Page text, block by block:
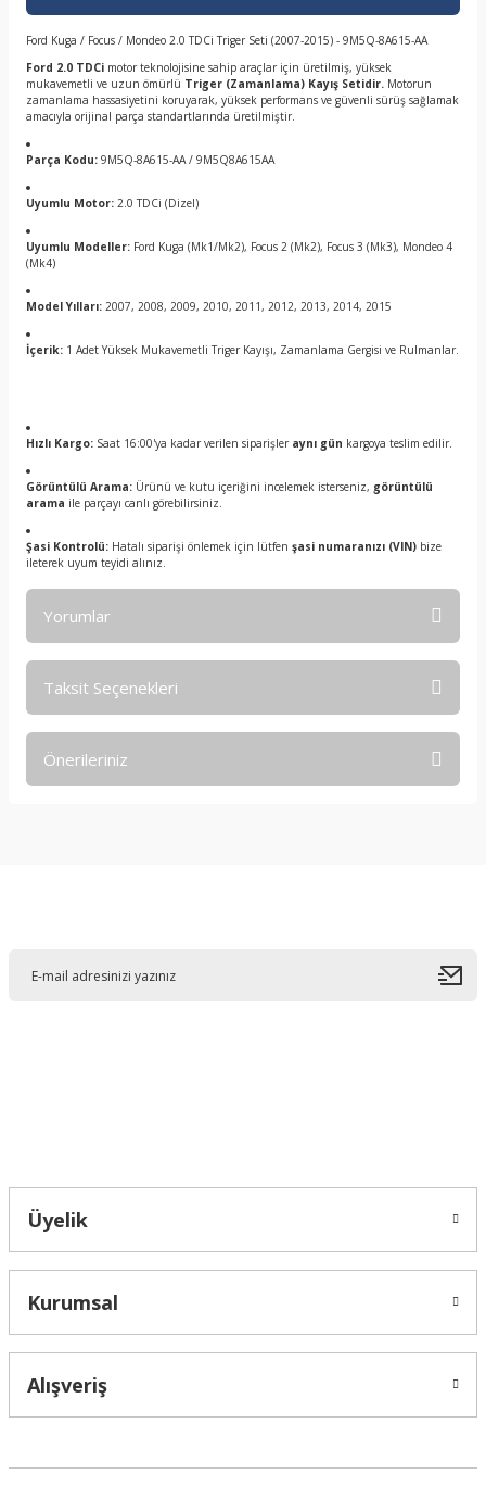
Ford Kuga / Focus / Mondeo 2.0 TDCi Triger Seti (2007-2015) - 9M5Q-8A615-AA
Ford 2.0 TDCi motor teknolojisine sahip araçlar için üretilmiş, yüksek
mukavemetli ve uzun ömürlü Triger (Zamanlama) Kayış Setidir. Motorun
zamanlama hassasiyetini koruyarak, yüksek performans ve güvenli sürüş sağlamak
amacıyla orijinal parça standartlarında üretilmiştir.
Parça Kodu: 9M5Q-8A615-AA / 9M5Q8A615AA
Uyumlu Motor: 2.0 TDCi (Dizel)
Uyumlu Modeller: Ford Kuga (Mk1/Mk2), Focus 2 (Mk2), Focus 3 (Mk3), Mondeo 4
(Mk4)
Model Yılları: 2007, 2008, 2009, 2010, 2011, 2012, 2013, 2014, 2015
İçerik: 1 Adet Yüksek Mukavemetli Triger Kayışı, Zamanlama Gergisi ve Rulmanlar.
Hızlı Kargo: Saat 16:00'ya kadar verilen siparişler aynı gün kargoya teslim edilir.
Görüntülü Arama: Ürünü ve kutu içeriğini incelemek isterseniz, görüntülü
arama ile parçayı canlı görebilirsiniz.
Şasi Kontrolü: Hatalı siparişi önlemek için lütfen şasi numaranızı (VIN) bize
ileterek uyum teyidi alınız.
Yorumlar
Taksit Seçenekleri
Önerileriniz
Üyelik
Kurumsal
Alışveriş